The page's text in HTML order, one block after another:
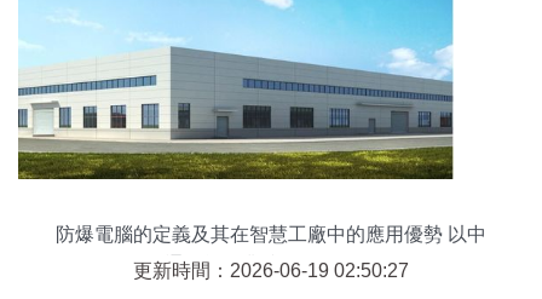
防爆電腦的定義及其在智慧工廠中的應用優勢 以中
通智能工業防爆電腦為例
更新時間：2026-06-19 02:50:27